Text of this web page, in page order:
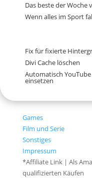
Das beste der Woche
Wenn alles im Sport
Fix für fixierte
Divi Cache löschen
Automatisch
einsetzen
Games
Film und Serie
Sonstiges
Impressum
*Affiliate Link | Als
qualifizierten Käufen